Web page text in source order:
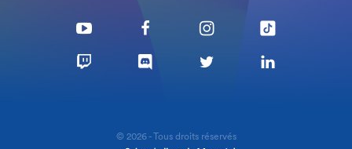
© 2026 - Tous droits réservés